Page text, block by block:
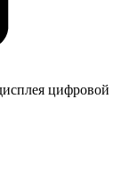
цифровой